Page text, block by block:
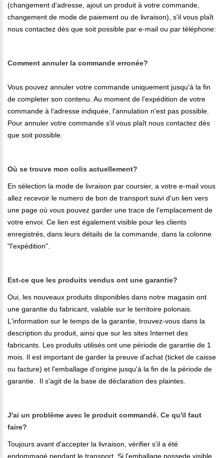
(changement d'adresse, ajout un produit à votre commande,
changement de mode de paiement ou de livraison), s'il vous plaît
nous contactez dès que soit possible par e-mail ou par téléphone:
Comment annuler la commande erronée?
Vous pouvez annuler votre commande uniquement jusqu'à la fin
de completer son contenu. Au moment de l'expédition de votre
commande à l'adresse indiquée, l'annulation n'est pas possible.
Pour annuler votre commande s'il vous plaît nous contactez dès
que soit possible.
Où se trouve mon colis actuellement?
En sélection la mode de livraison par coursier, a votre e-mail vous
allez recevoir le numero de bon de transport suivi d'un lien vers
une page où vous pouvez garder une trace de l'emplacement de
votre envoi. Ce lien est également visible pour les clients
enregistrés, dans leurs détails de la commande, dans la colonne
"l'expédition".
Est-ce que les produits vendus ont une garantie?
Oui, les nouveaux produits disponibles dans notre magasin ont
une garantie du fabricant, valable sur le territoire polonais.
L'information sur le temps de la garantie, trouvez-vous dans la
description du produit, ainsi que sur les sites Internet des
fabricants. Les produits utilisés ont une période de garantie de 1
mois. Il est important de garder la preuve d'achat (ticket de caisse
ou facture) et l'emballage d'origine jusqu'à la fin de la période de
garantie. Il s'agit de la base de déclaration des plaintes.
J'ai un problème avec le produit commandé. Ce qu'il faut
faire?
Toujours avant d'accepter la livraison, vérifier s'il a été
endommagé pendant le transport. Si l'emballage possede visible